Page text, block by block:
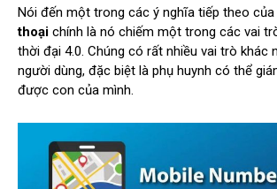
Nói đến một trong các ý nghĩa tiếp theo của
thoại chính là nó chiếm một trong các vai
thời đại 4.0. Chúng có rất nhiều vai trò khác
người dùng, đặc biệt là phụ huynh có thể
được con của mình.